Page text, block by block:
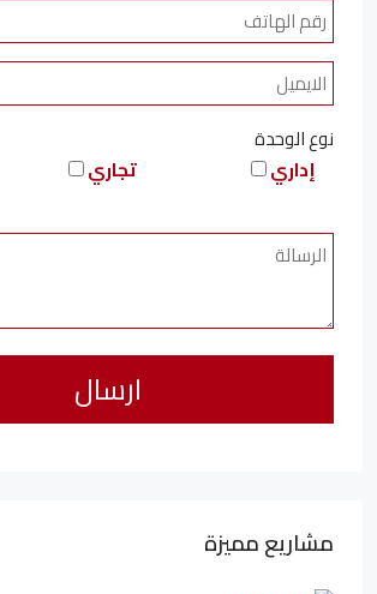
نوع الوحدة
تجاري إداري
مشاريع مميزة